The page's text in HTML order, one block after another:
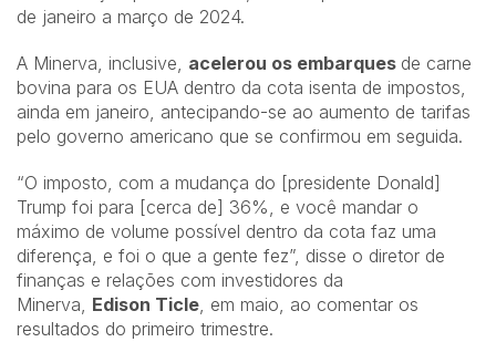
de janeiro a março de 2024.
A Minerva, inclusive, acelerou os embarques de carne
bovina para os EUA dentro da cota isenta de impostos,
ainda em janeiro, antecipando-se ao aumento de tarifas
pelo governo americano que se confirmou em seguida.
“O imposto, com a mudança do [presidente Donald]
Trump foi para [cerca de] 36%, e você mandar o
máximo de volume possível dentro da cota faz uma
diferença, e foi o que a gente fez”, disse o diretor de
finanças e relações com investidores da
Minerva, Edison Ticle, em maio, ao comentar os
resultados do primeiro trimestre.